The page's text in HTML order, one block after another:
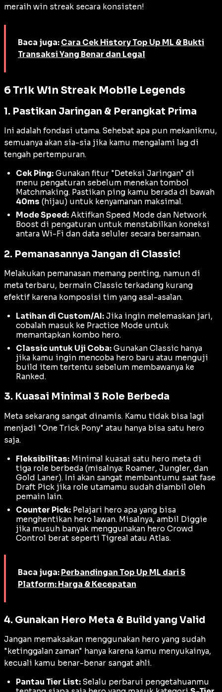
meraih win streak secara konsisten!
Baca juga: Cara Cek History Top Up ML & Bukti
Transaksi Yang Benar dan Legal
6 Trik Win Streak Mobile Legends
1. Pastikan Jaringan & Perangkat Prima
Ini adalah fondasi utama. Sehebat apa pun mekanikmu,
semuanya akan sia-sia jika kamu mengalami lag di
tengah pertempuran.
Cek Ping: Gunakan fitur "Deteksi Jaringan" di
menu pengaturan sebelum menekan tombol
Matchmaking. Pastikan ping kamu berada di bawah
40ms (hijau) untuk kenyamanan maksimal.
Mode Speed: Aktifkan Speed Mode dan Network
Boost di pengaturan untuk menstabilkan koneksi
antara Wi-Fi dan data seluler secara bersamaan.
2. Pemanasannya Jangan di Classic!
Melakukan pemanasan memang penting, namun di
meta terbaru, bermain Classic terkadang kurang
efektif karena komposisi tim yang asal-asalan.
Latihan di Custom/AI: Jika ingin melemaskan jari,
cobalah masuk ke Practice Mode untuk
memantapkan kombo hero.
Classic untuk Uji Coba: Gunakan Classic hanya
jika kamu ingin mencoba hero baru atau menguji
build item tertentu sebelum membawanya ke
Ranked.
3. Kuasai Minimal 3 Role Berbeda
Meta sekarang sangat dinamis. Kamu tidak bisa lagi
menjadi "One Trick Pony" atau hanya bisa satu hero
saja.
Fleksibilitas: Minimal kuasai satu hero meta di
tiga role berbeda (misalnya: Roamer, Jungler, dan
Gold Laner). Ini akan sangat membantumu saat fase
Draft Pick jika role utamamu sudah diambil oleh
pemain lain.
Counter Pick: Pelajari hero apa yang bisa
menghentikan hero lawan. Misalnya, ambil Diggie
jika musuh banyak menggunakan hero Crowd
Control berat seperti Tigreal atau Atlas.
Baca juga: Perbandingan Top Up ML dari 5
Platform: Harga & Kecepatan
4. Gunakan Hero Meta & Build yang Valid
Jangan memaksakan menggunakan hero yang sudah
"ketinggalan zaman" hanya karena kamu menyukainya,
kecuali kamu benar-benar sangat ahli.
Pantau Tier List: Selalu perbarui pengetahuanmu